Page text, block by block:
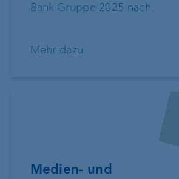
Bank Gruppe 2025 nach.
Mehr dazu
Medien- und